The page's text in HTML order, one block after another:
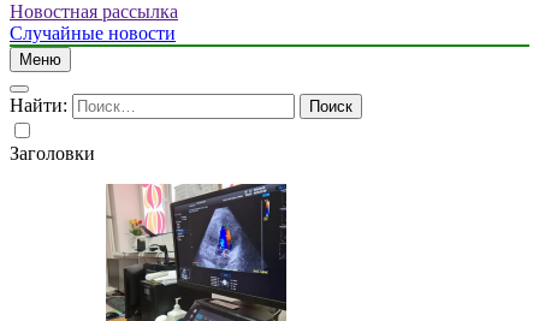
Новостная рассылка
Случайные новости
Меню
Найти:
Заголовки